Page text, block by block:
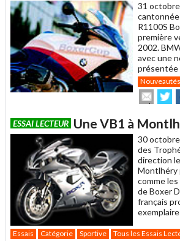
31
R1100S
première
2002.
avec une
présentée
Nouveautés
cet
à
un
ami
sur
ESSAI LECTEUR Une VB1 à
30
des
direction
Montlhéry
comme
de Boxer
français
Essais Catégorie Sportive Tous les Essais